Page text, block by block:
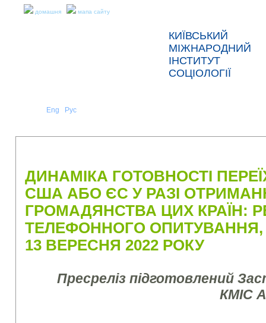
домашня мапа сайту
КИЇВСЬКИЙ
МІЖНАРОДНИЙ
ІНСТИТУТ
СОЦІОЛОГІЇ
Eng Рус
ДИНАМІКА ГОТОВНОСТІ
США АБО ЄС У РАЗІ
ГРОМАДЯНСТВА ЦИХ КРАЇН:
ТЕЛЕФОННОГО
13 ВЕРЕСНЯ 2022 РОКУ
Пресреліз підготовлений
КМІС